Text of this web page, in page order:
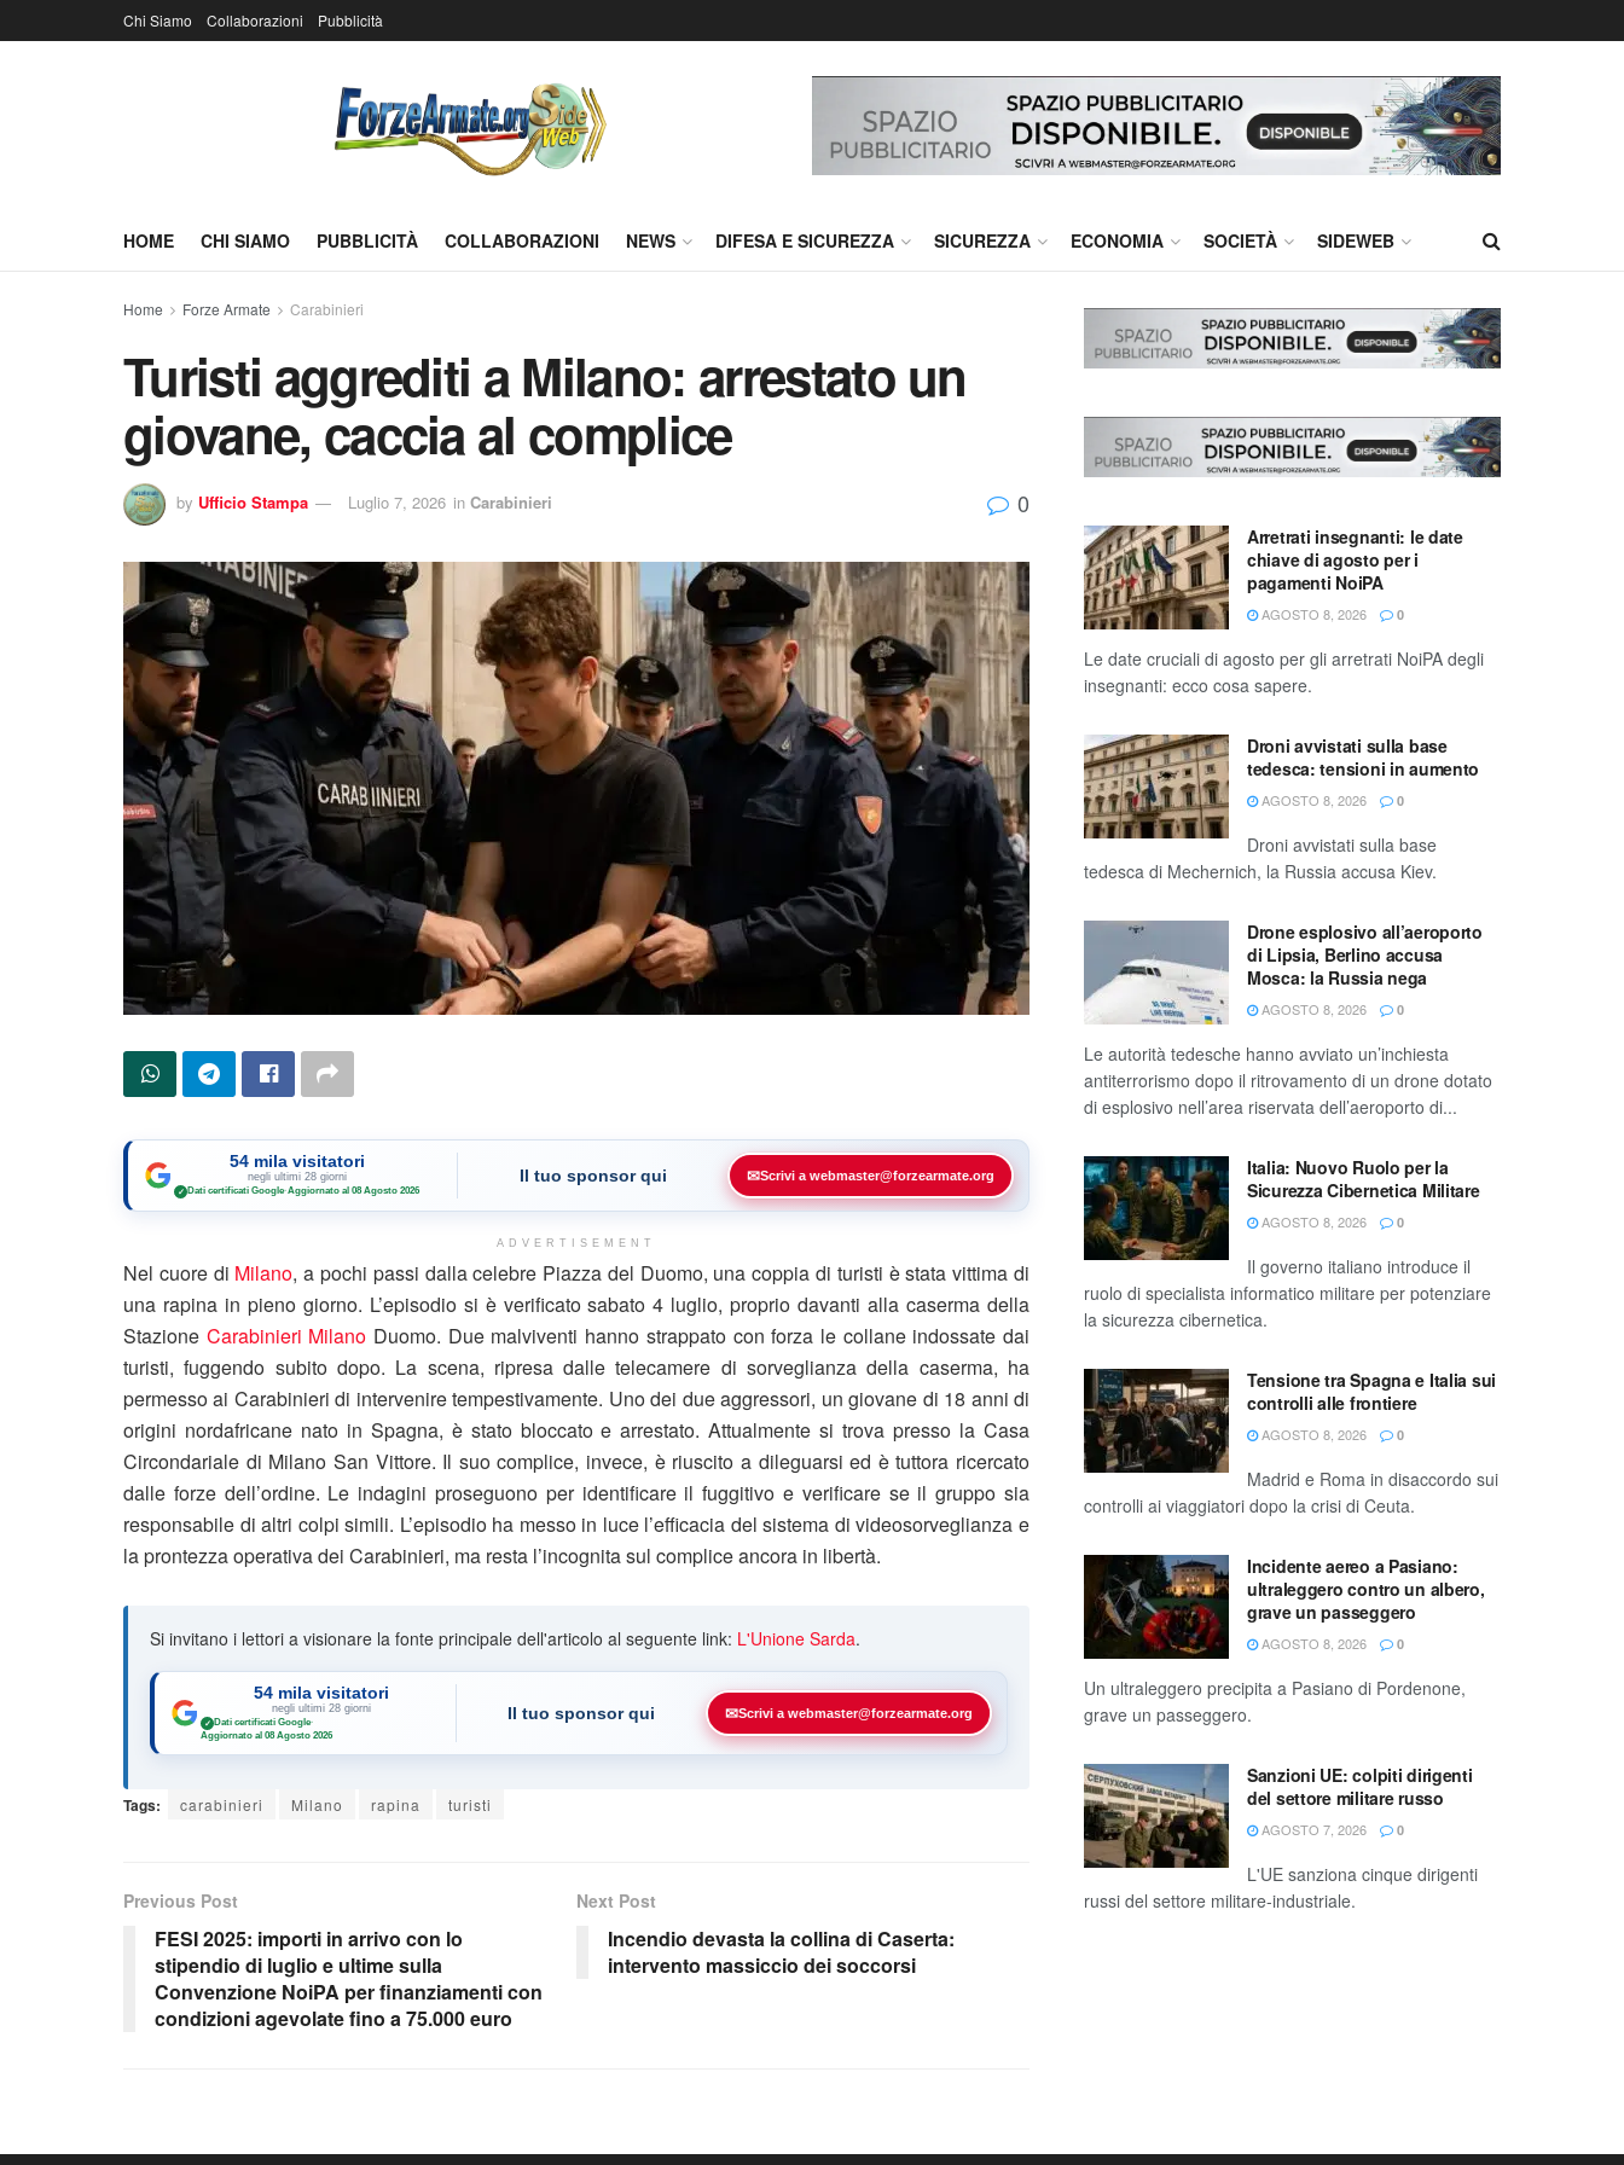
Chi Siamo Collaborazioni Pubblicità
HOME CHI SIAMO PUBBLICITÀ COLLABORAZIONI NEWS DIFESA E SICUREZZA SICUREZZA ECONOMIA SOCIETÀ SIDEWEB
Home Forze Armate Carabinieri
Turisti aggrediti a Milano: arrestato un
giovane, caccia al complice
by Ufficio Stampa Luglio 7, 2026 in Carabinieri 0
54 mila visitatori
negli ultimi 28 giorni
✓ Dati certificati Google·Aggiornato al 08 Agosto 2026
Il tuo sponsor qui ✉Scrivi a webmaster@forzearmate.org
ADVERTISEMENT
Nel cuore di Milano, a pochi passi dalla celebre Piazza del Duomo, una coppia di turisti è stata vittima di
una rapina in pieno giorno. L’episodio si è verificato sabato 4 luglio, proprio davanti alla caserma della
Stazione Carabinieri Milano Duomo. Due malviventi hanno strappato con forza le collane indossate dai
turisti, fuggendo subito dopo. La scena, ripresa dalle telecamere di sorveglianza della caserma, ha
permesso ai Carabinieri di intervenire tempestivamente. Uno dei due aggressori, un giovane di 18 anni di
origini nordafricane nato in Spagna, è stato bloccato e arrestato. Attualmente si trova presso la Casa
Circondariale di Milano San Vittore. Il suo complice, invece, è riuscito a dileguarsi ed è tuttora ricercato
dalle forze dell’ordine. Le indagini proseguono per identificare il fuggitivo e verificare se il gruppo sia
responsabile di altri colpi simili. L’episodio ha messo in luce l’efficacia del sistema di videosorveglianza e
la prontezza operativa dei Carabinieri, ma resta l’incognita sul complice ancora in libertà.
Si invitano i lettori a visionare la fonte principale dell'articolo al seguente link: L'Unione Sarda.
54 mila visitatori
negli ultimi 28 giorni
✓ Dati certificati Google·
Aggiornato al 08 Agosto 2026
Il tuo sponsor qui ✉Scrivi a webmaster@forzearmate.org
Tags: carabinieri Milano rapina turisti
Previous Post
FESI 2025: importi in arrivo con lo
stipendio di luglio e ultime sulla
Convenzione NoiPA per finanziamenti con
condizioni agevolate fino a 75.000 euro
Next Post
Incendio devasta la collina di Caserta:
intervento massiccio dei soccorsi
Arretrati insegnanti: le date
chiave di agosto per i
pagamenti NoiPA
AGOSTO 8, 2026 0
Le date cruciali di agosto per gli arretrati NoiPA degli
insegnanti: ecco cosa sapere.
Droni avvistati sulla base
tedesca: tensioni in aumento
AGOSTO 8, 2026 0
Droni avvistati sulla base
tedesca di Mechernich, la Russia accusa Kiev.
Drone esplosivo all’aeroporto
di Lipsia, Berlino accusa
Mosca: la Russia nega
AGOSTO 8, 2026 0
Le autorità tedesche hanno avviato un’inchiesta
antiterrorismo dopo il ritrovamento di un drone dotato
di esplosivo nell’area riservata dell’aeroporto di...
Italia: Nuovo Ruolo per la
Sicurezza Cibernetica Militare
AGOSTO 8, 2026 0
Il governo italiano introduce il
ruolo di specialista informatico militare per potenziare
la sicurezza cibernetica.
Tensione tra Spagna e Italia sui
controlli alle frontiere
AGOSTO 8, 2026 0
Madrid e Roma in disaccordo sui
controlli ai viaggiatori dopo la crisi di Ceuta.
Incidente aereo a Pasiano:
ultraleggero contro un albero,
grave un passeggero
AGOSTO 8, 2026 0
Un ultraleggero precipita a Pasiano di Pordenone,
grave un passeggero.
Sanzioni UE: colpiti dirigenti
del settore militare russo
AGOSTO 7, 2026 0
L'UE sanziona cinque dirigenti
russi del settore militare-industriale.